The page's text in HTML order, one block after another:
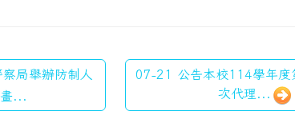
局舉辦防制人
...
07-21 公告本校114學年度
次代理...